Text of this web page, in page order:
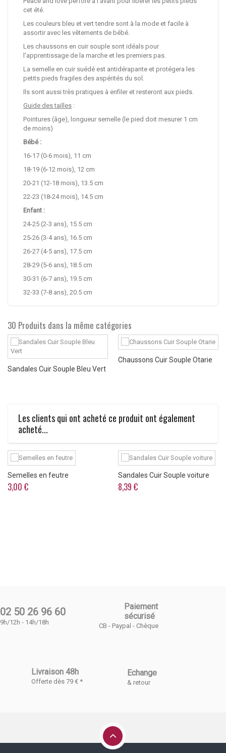
cet été.
Les couleurs bleu et vert tendre sont à la mode et facile à
assortir avec les vêtements de bébé.
Les chaussons en cuir souple sont idéals pour
l'apprentissage de la marche et les premiers pas.
La semelle en cuir suédé est antidérapante et protégera les
petits pieds fragiles des aspérités du sol.
Ils sont aussi très pratiques à enfiler et resteront aux pieds.
Guide des tailles :
Pointures (âge), longueur semelle (le pied doit mesurer 1 cm
de moins)
Bébé :
16-17 (0-6 mois), 11 cm
18-19 (6-12 mois), 12 cm
20-21 (12-18 mois), 13.5 cm
22-23 (18-24 mois), 14.5 cm
Enfant :
24-25 (2-3 ans), 15.5 cm
25-26 (3-4 ans), 16.5 cm
26-27 (4-5 ans), 17.5 cm
28-29 (5-6 ans), 18.5 cm
30-31 (6-7 ans), 19.5 cm
32-33 (7-8 ans), 20.5 cm
30 Produits dans la même catégories
Sandales Cuir Souple Bleu Vert
Chaussons Cuir Souple Otarie
Les clients qui ont acheté ce produit ont également
acheté...
Semelles en feutre
3,00 €
Sandales Cuir Souple voiture
8,39 €
02 50 26 96 60
9h/12h - 14h/18h
Paiement
sécurisé
CB - Paypal - Chèque
Livraison 48h
Offerte dès 79 € *
Echange
& retour